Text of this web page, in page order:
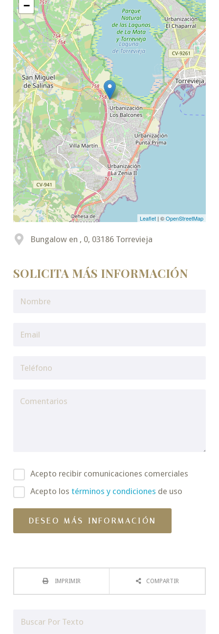
−
Leaflet | ©OpenStreetMap
Bungalow en , 0, 03186 Torrevieja
SOLICITA MÁS INFORMACIÓN
Acepto recibir comunicaciones comerciales
Acepto los términos y condiciones de uso
IMPRIMIR COMPARTIR